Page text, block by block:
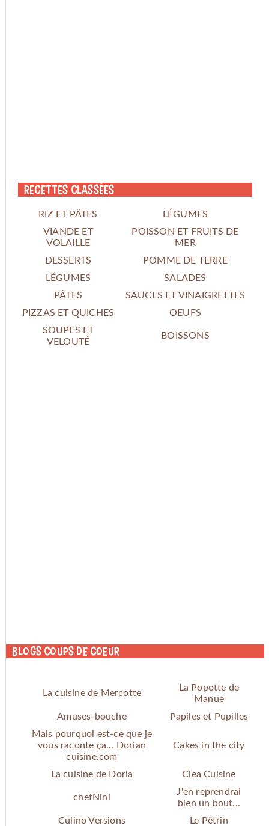
Recettes classées
RIZ ET PÂTES
LÉGUMES
VIANDE ET
VOLAILLE
POISSON ET FRUITS DE
MER
DESSERTS
POMME DE TERRE
LÉGUMES
SALADES
PÂTES
SAUCES ET VINAIGRETTES
PIZZAS ET QUICHES
OEUFS
SOUPES ET
VELOUTÉ
BOISSONS
Blogs coups de coeur
La cuisine de Mercotte
La Popotte de
Manue
Amuses-bouche
Papiles et Pupilles
Mais pourquoi est-ce que je
vous raconte ça... Dorian
cuisine.com
Cakes in the city
La cuisine de Doria Clea Cuisine
chefNini
J'en reprendrai
bien un bout...
Culino Versions
Le Pétrin